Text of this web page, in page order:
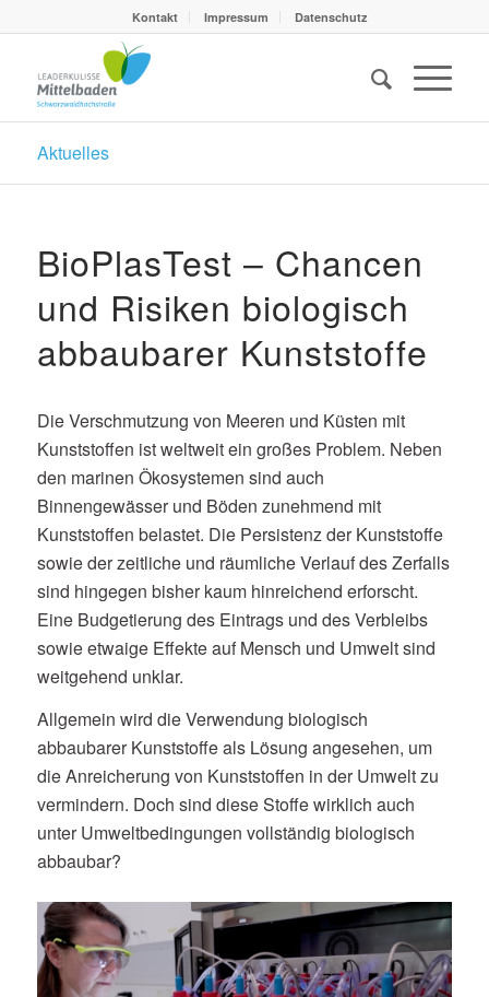
Kontakt Impressum Datenschutz
Aktuelles
BioPlasTest – Chancen
und Risiken biologisch
abbaubarer Kunststoffe
Die Verschmutzung von Meeren und Küsten mit
Kunststoffen ist weltweit ein großes Problem. Neben
den marinen Ökosystemen sind auch
Binnengewässer und Böden zunehmend mit
Kunststoffen belastet. Die Persistenz der Kunststoffe
sowie der zeitliche und räumliche Verlauf des Zerfalls
sind hingegen bisher kaum hinreichend erforscht.
Eine Budgetierung des Eintrags und des Verbleibs
sowie etwaige Effekte auf Mensch und Umwelt sind
weitgehend unklar.
Allgemein wird die Verwendung biologisch
abbaubarer Kunststoffe als Lösung angesehen, um
die Anreicherung von Kunststoffen in der Umwelt zu
vermindern. Doch sind diese Stoffe wirklich auch
unter Umweltbedingungen vollständig biologisch
abbaubar?